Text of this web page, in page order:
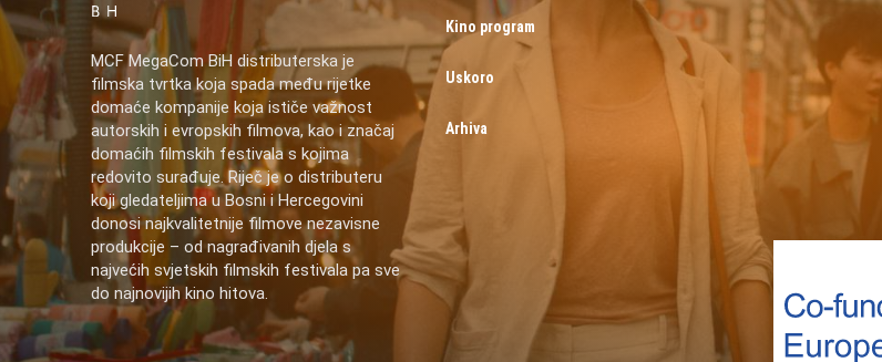
MCF MegaCom BiH distributerska je
filmska tvrtka koja spada među rijetke
domaće kompanije koja ističe važnost
autorskih i evropskih filmova, kao i značaj
domaćih filmskih festivala s kojima
redovito surađuje. Riječ je o distributeru
koji gledateljima u Bosni i Hercegovini
donosi najkvalitetnije filmove nezavisne
produkcije – od nagrađivanih djela s
najvećih svjetskih filmskih festivala pa sve
do najnovijih kino hitova.
Kino program
Uskoro
Arhiva